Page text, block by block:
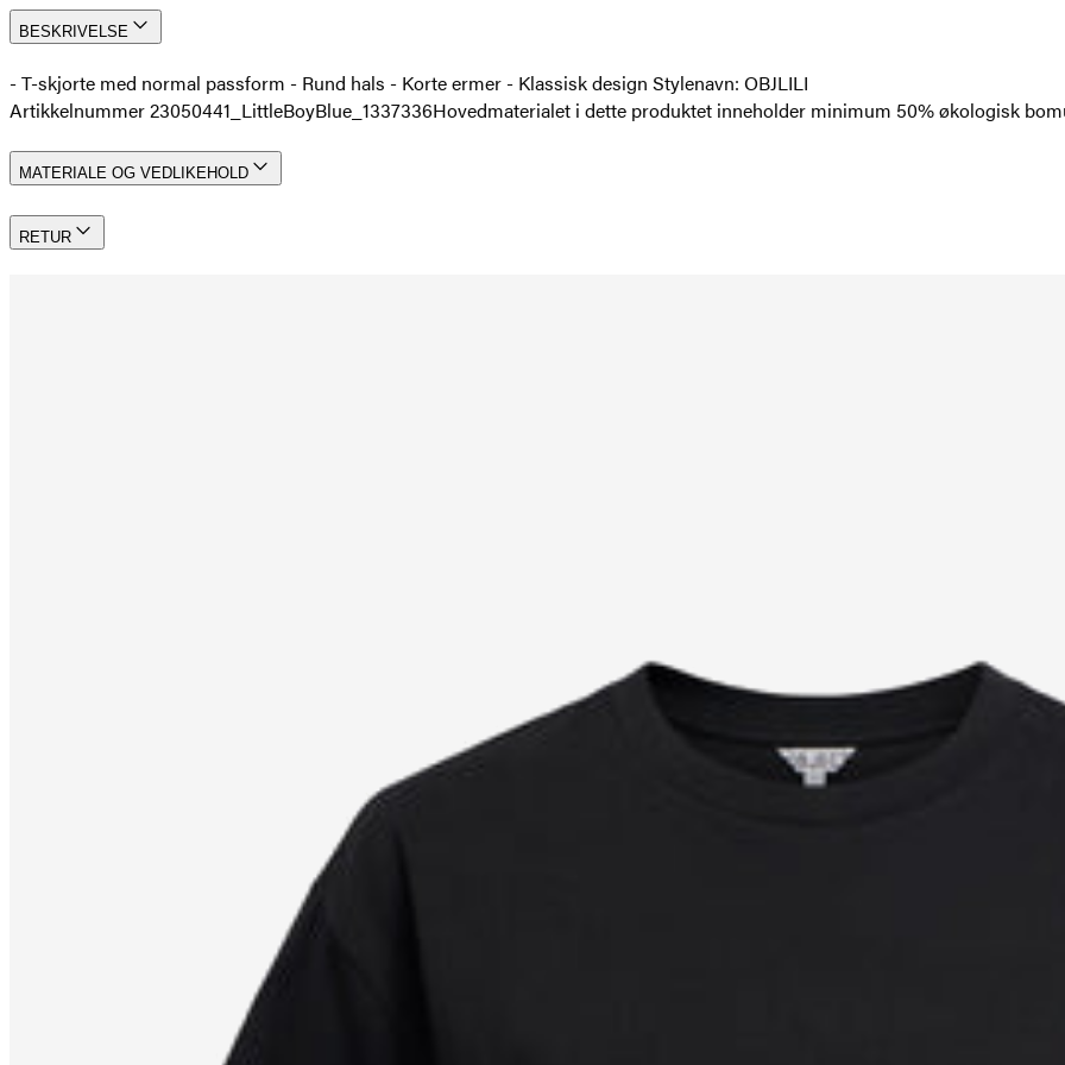
BESKRIVELSE
- T-skjorte med normal passform - Rund hals - Korte ermer - Klassisk design Stylenavn: OBJLILI
Artikkelnummer 23050441_LittleBoyBlue_1337336Hovedmaterialet i dette produktet inneholder minimum 50% økologisk
MATERIALE OG VEDLIKEHOLD
RETUR